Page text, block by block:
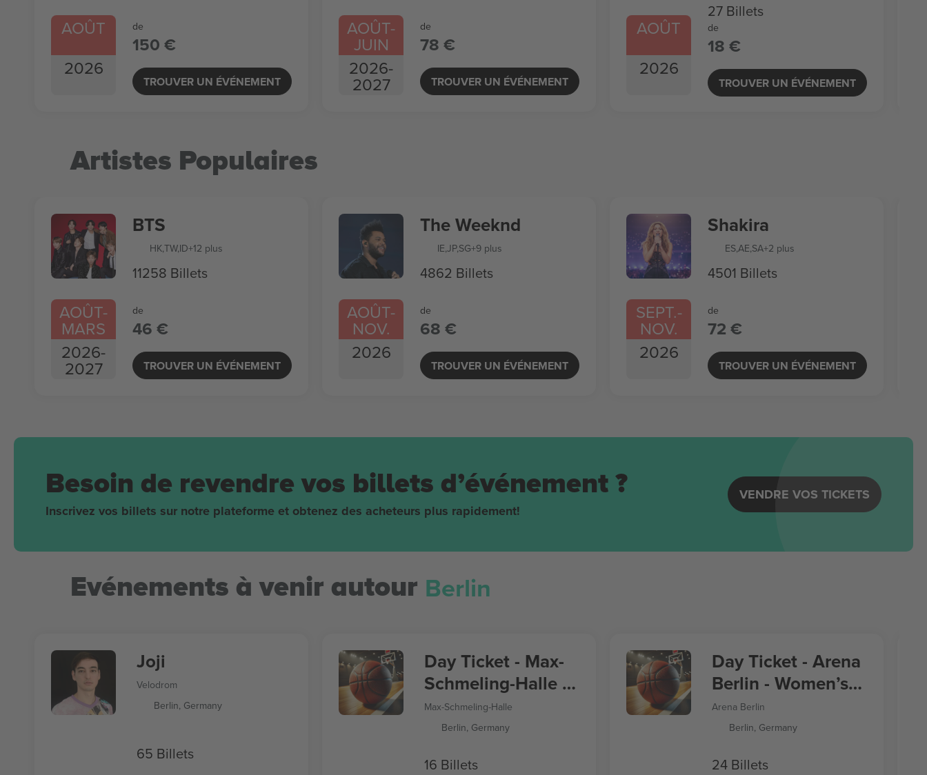
AOÛT
2026
de
150 €
TROUVER UN ÉVÉNEMENT
AOÛT-
JUIN
2026-
2027
de
78 €
TROUVER UN ÉVÉNEMENT
AOÛT
2026
27 Billets
de
18 €
TROUVER UN ÉVÉNEMENT
Artistes Populaires
AOÛT-
MARS
2026-
2027
BTS
HK,TW,ID+12 plus
11258 Billets
de
46 €
TROUVER UN ÉVÉNEMENT
AOÛT-
NOV.
2026
The Weeknd
IE,JP,SG+9 plus
4862 Billets
de
68 €
TROUVER UN ÉVÉNEMENT
SEPT.-
NOV.
2026
Shakira
ES,AE,SA+2 plus
4501 Billets
de
72 €
TROUVER UN ÉVÉNEMENT
Besoin de revendre vos billets d’événement ?
Inscrivez vos billets sur notre plateforme et obtenez des acheteurs plus rapidement!
VENDRE VOS TICKETS
Evénements à venir autour Berlin
Joji
Velodrom
Berlin, Germany
65 Billets
Day Ticket - Max-
Schmeling-Halle -
Women’s
Basketball World
Max-Schmeling-Halle
Berlin, Germany
16 Billets
Day Ticket - Arena
Berlin - Women’s
Basketball World
Cup
Arena Berlin
Berlin, Germany
24 Billets